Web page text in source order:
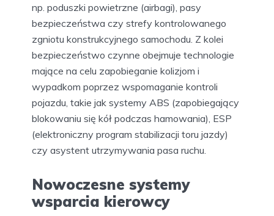
np. poduszki powietrzne (airbagi), pasy
bezpieczeństwa czy strefy kontrolowanego
zgniotu konstrukcyjnego samochodu. Z kolei
bezpieczeństwo czynne obejmuje technologie
mające na celu zapobieganie kolizjom i
wypadkom poprzez wspomaganie kontroli
pojazdu, takie jak systemy ABS (zapobiegający
blokowaniu się kół podczas hamowania), ESP
(elektroniczny program stabilizacji toru jazdy)
czy asystent utrzymywania pasa ruchu.
Nowoczesne systemy
wsparcia kierowcy